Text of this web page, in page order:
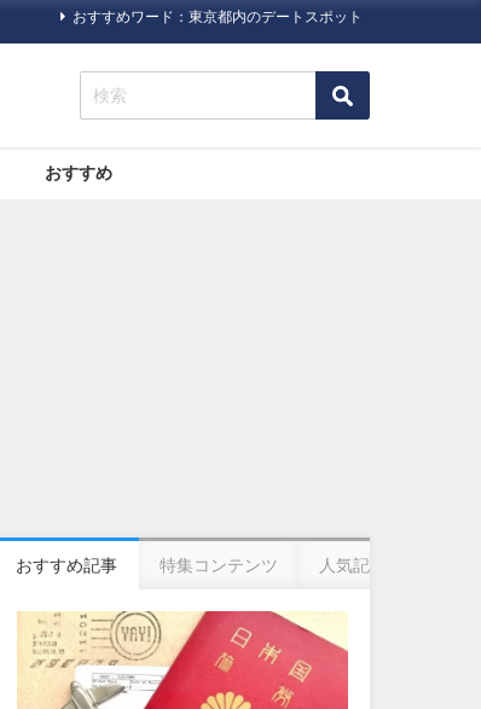
おすすめワード：東京都内のデートスポット
おすすめ
おすすめ記事 特集コンテンツ 人気記事